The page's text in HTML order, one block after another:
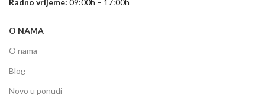
O NAMA
O nama
Blog
Novo u ponudi